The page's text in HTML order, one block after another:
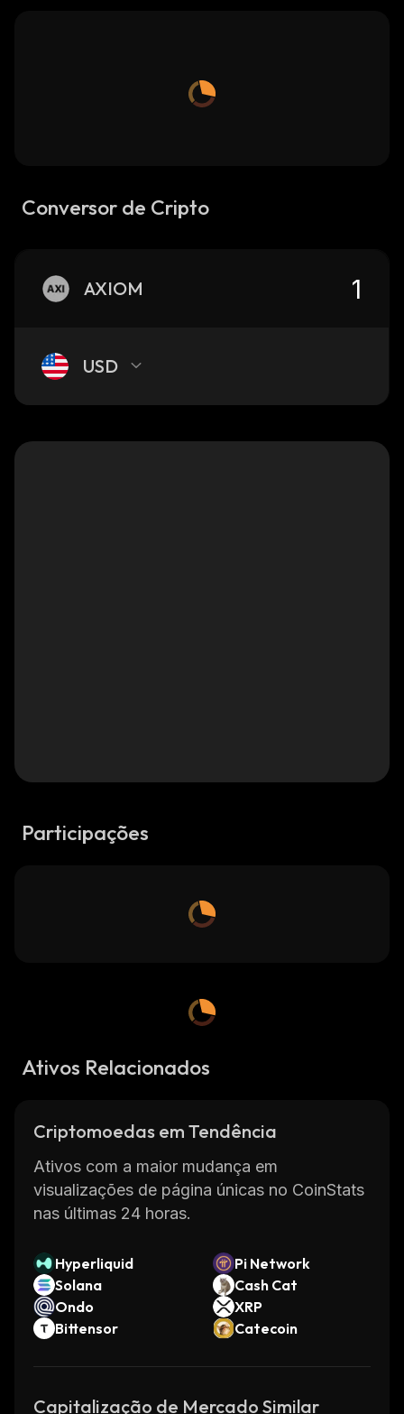
Conversor de Cripto
AXIOM
USD
Participações
Ativos Relacionados
Criptomoedas em Tendência
Ativos com a maior mudança em
visualizações de página únicas no CoinStats
nas últimas 24 horas.
Hyperliquid
Pi Network
Solana
Cash Cat
Ondo
XRP
Bittensor
Catecoin
Capitalização de Mercado Similar